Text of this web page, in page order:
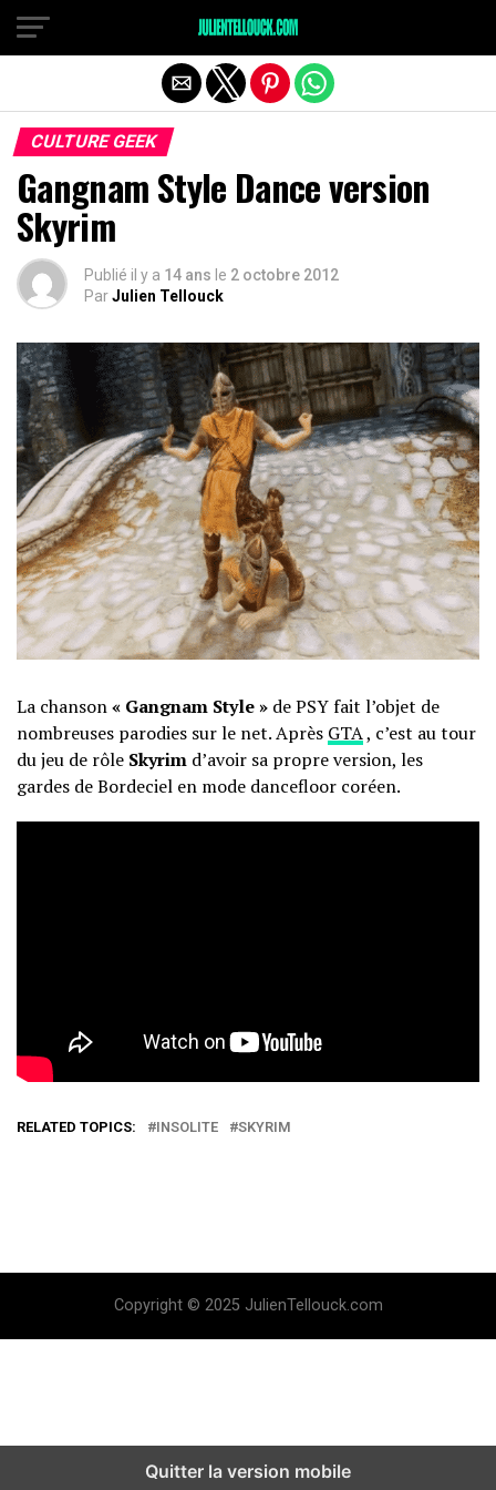
CULTURE GEEK
Gangnam Style Dance version
Skyrim
Publié il y a 14 ans le 2 octobre 2012
ParJulien Tellouck
La chanson« Gangnam Style » de PSY fait l’objet de
nombreuses parodies sur le net. Après GTA, c’est au tour
du jeu de rôle Skyrim d’avoir sa propre version, les
gardes de Bordeciel en mode dancefloor coréen.
RELATED TOPICS: INSOLITE SKYRIM
Copyright © 2025 JulienTellouck.com
Quitter la version mobile